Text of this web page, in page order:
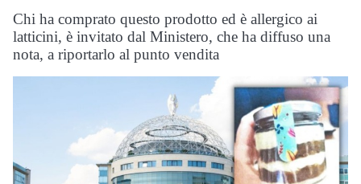
Chi ha comprato questo prodotto ed è allergico ai
latticini, è invitato dal Ministero, che ha diffuso una
nota, a riportarlo al punto vendita